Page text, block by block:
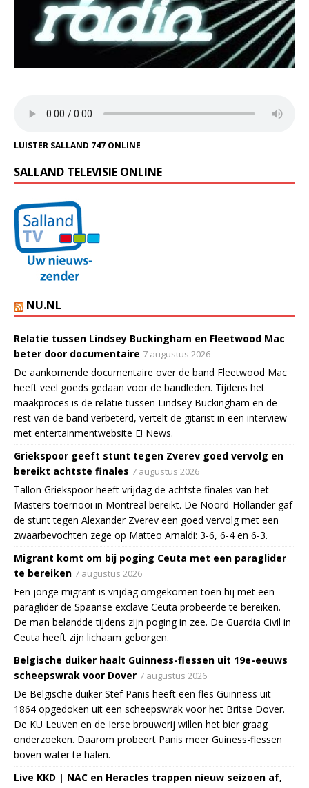
LUISTER SALLAND 747 ONLINE
SALLAND TELEVISIE ONLINE
NU.NL
Relatie tussen Lindsey Buckingham en Fleetwood Mac
beter door documentaire 7 augustus 2026
De aankomende documentaire over de band Fleetwood Mac
heeft veel goeds gedaan voor de bandleden. Tijdens het
maakproces is de relatie tussen Lindsey Buckingham en de
rest van de band verbeterd, vertelt de gitarist in een interview
met entertainmentwebsite E! News.
Griekspoor geeft stunt tegen Zverev goed vervolg en
bereikt achtste finales 7 augustus 2026
Tallon Griekspoor heeft vrijdag de achtste finales van het
Masters-toernooi in Montreal bereikt. De Noord-Hollander gaf
de stunt tegen Alexander Zverev een goed vervolg met een
zwaarbevochten zege op Matteo Arnaldi: 3-6, 6-4 en 6-3.
Migrant komt om bij poging Ceuta met een paraglider
te bereiken 7 augustus 2026
Een jonge migrant is vrijdag omgekomen toen hij met een
paraglider de Spaanse exclave Ceuta probeerde te bereiken.
De man belandde tijdens zijn poging in zee. De Guardia Civil in
Ceuta heeft zijn lichaam geborgen.
Belgische duiker haalt Guinness-flessen uit 19e-eeuws
scheepswrak voor Dover 7 augustus 2026
De Belgische duiker Stef Panis heeft een fles Guinness uit
1864 opgedoken uit een scheepswrak voor het Britse Dover.
De KU Leuven en de Ierse brouwerij willen het bier graag
onderzoeken. Daarom probeert Panis meer Guiness-flessen
boven water te halen.
Live KKD | NAC en Heracles trappen nieuw seizoen af,